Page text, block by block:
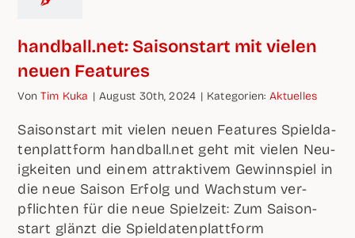
handball.net: Sai­son­start mit vie­len
neu­en Features
VonTim Kuka | August 30th, 2024 | Kate­go­rien:Aktu­el­les
Sai­son­start mit vie­len neu­en Fea­tures Spiel­da­
ten­platt­form handball.net geht mit vie­len Neu­
ig­kei­ten und einem attrak­ti­vem Gewinn­spiel in
die neue Sai­son Erfolg und Wachs­tum ver­
pflich­ten für die neue Spiel­zeit: Zum Sai­son­
start glänzt die Spiel­da­ten­platt­form